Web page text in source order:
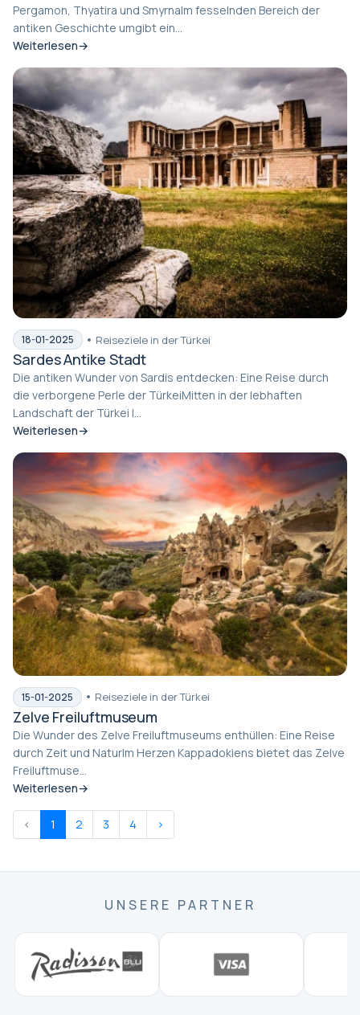
Pergamon, Thyatira und SmyrnaIm fesselnden Bereich der
antiken Geschichte umgibt ein...
Weiterlesen
18-01-2025 Reiseziele in der Türkei
Sardes Antike Stadt
Die antiken Wunder von Sardis entdecken: Eine Reise durch
die verborgene Perle der TürkeiMitten in der lebhaften
Landschaft der Türkei l...
Weiterlesen
15-01-2025 Reiseziele in der Türkei
Zelve Freiluftmuseum
Die Wunder des Zelve Freiluftmuseums enthüllen: Eine Reise
durch Zeit und NaturIm Herzen Kappadokiens bietet das Zelve
Freiluftmuse...
Weiterlesen
‹ 1 2 3 4 ›
UNSERE PARTNER